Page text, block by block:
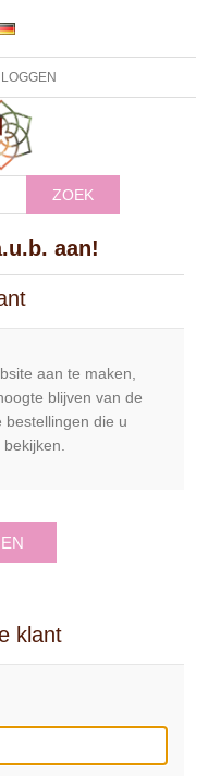
ZOEK
aan!
aan te maken,
blijven van de
bestellingen die u
klant